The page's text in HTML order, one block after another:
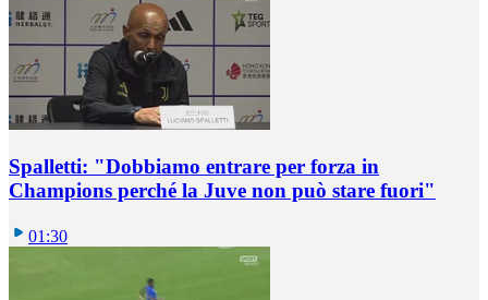
Spalletti: "Dobbiamo entrare per forza in
Champions perché la Juve non può stare fuori"
01:30